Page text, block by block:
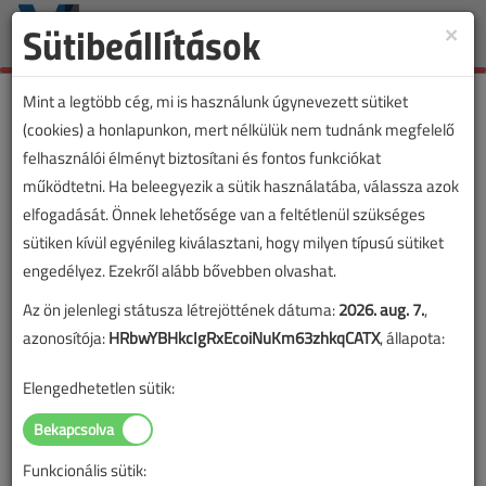
Toggle
×
Sütibeállítások
Mint a legtöbb cég, mi is használunk úgynevezett sütiket
(cookies) a honlapunkon, mert nélkülük nem tudnánk megfelelő
felhasználói élményt biztosítani és fontos funkciókat
működtetni. Ha beleegyezik a sütik használatába, válassza azok
elfogadását. Önnek lehetősége van a feltétlenül szükséges
sütiken kívül egyénileg kiválasztani, hogy milyen típusú sütiket
engedélyez. Ezekről alább bővebben olvashat.
Az ön jelenlegi státusza létrejöttének dátuma:2026. aug. 7.,
azonosítója:HRbwYBHkcIgRxEcoiNuKm63zhkqCATX, állapota:
Elengedhetetlen sütik:
Funkcionális sütik: